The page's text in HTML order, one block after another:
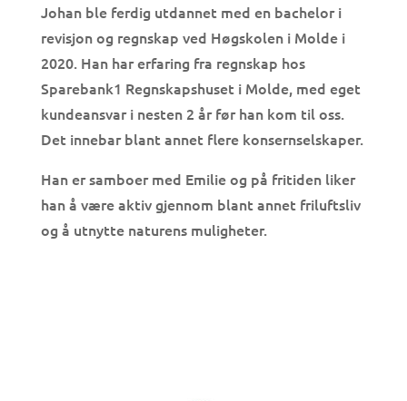
Johan ble ferdig utdannet med en bachelor i
revisjon og regnskap ved Høgskolen i Molde i
2020. Han har erfaring fra regnskap hos
Sparebank1 Regnskapshuset i Molde, med eget
kundeansvar i nesten 2 år før han kom til oss.
Det innebar blant annet flere konsernselskaper.
Han er samboer med Emilie og på fritiden liker
han å være aktiv gjennom blant annet friluftsliv
og å utnytte naturens muligheter.